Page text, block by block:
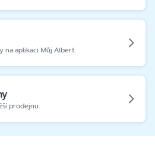
na aplikaci Můj Albert.
prodejnu.